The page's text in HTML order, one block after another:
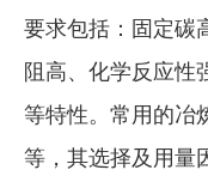
要求包括：固定碳
阻高、化学反应性
等特性。常用的冶
等，其选择及用量